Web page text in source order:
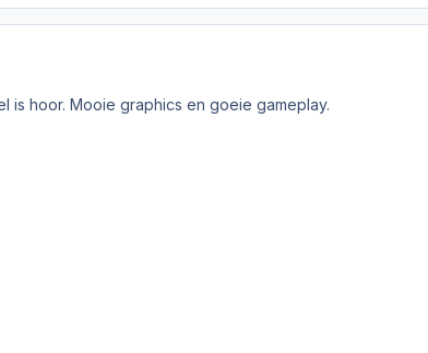
is hoor. Mooie graphics en goeie gameplay.